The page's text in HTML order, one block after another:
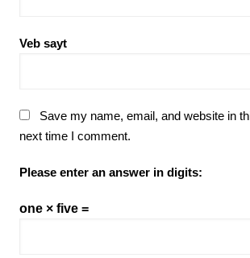
Veb sayt
Save my name, email, and website in
next time I comment.
Please enter an answer in digits:
one × five =